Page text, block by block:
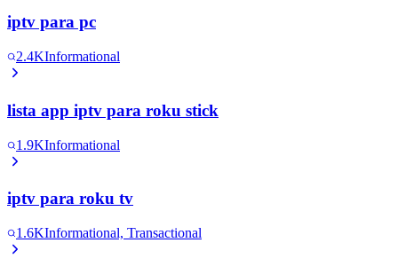
iptv para pc
2.4KInformational
lista app iptv para roku stick
1.9KInformational
iptv para roku tv
1.6KInformational, Transactional